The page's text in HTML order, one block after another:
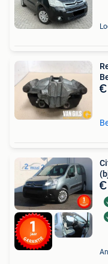
€
€